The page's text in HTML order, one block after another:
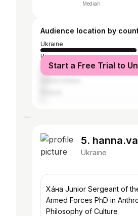
Median
Audience location by
Ukraine
Russia
Germany
Start a Free Trial to
5.
Ukraine
Хáна Junior Sergeant of
Armed Forces PhD in
Philosophy of Culture